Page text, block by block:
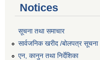
Notices
सूचना तथा समाचार
सार्वजनिक खरीद /बोलपत्र सूचना
एन, कानुन तथा निर्देशिका